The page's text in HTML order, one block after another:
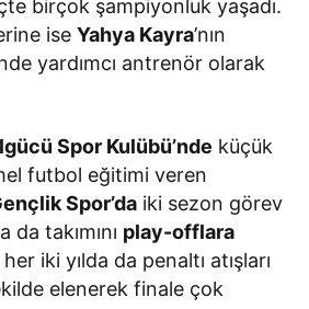
birçok şampiyonluk yaşadı.
iseYahya Kayra’nın
yardımcı antrenör olarak
Spor Kulübü’nde küçük
futbol eğitimi veren
Spor’da iki sezon görev
da takımını play-offlara
her iki yılda da penaltı atışları
elenerek finale çok